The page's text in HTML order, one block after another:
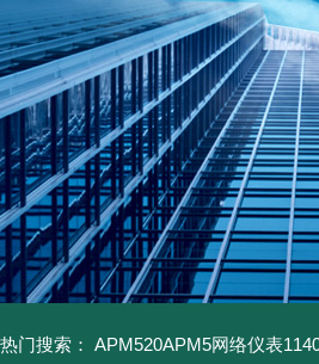
热门搜索： APM520APM5网络仪表